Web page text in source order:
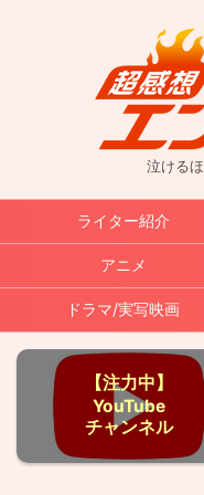
泣ける
ライター紹介
アニメ
ドラマ/実写映画
【注力中】
YouTube
チャンネル